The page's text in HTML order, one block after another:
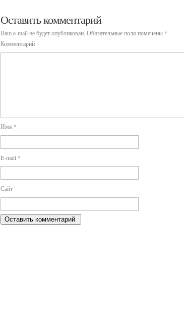
Оставить комментарий
Ваш e-mail не будет опубликован. Обязательные поля помечены *
Комментарий
Имя *
E-mail *
Сайт